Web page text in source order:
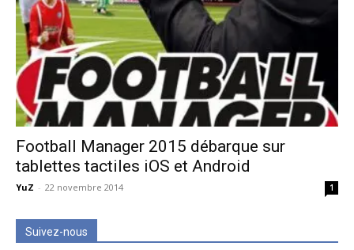
Football Manager 2015 débarque sur
tablettes tactiles iOS et Android
YuZ - 22 novembre 2014 1
Suivez-nous